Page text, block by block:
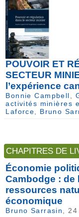
POUVOIR ET
SECTEUR
l’expérience
Bonnie Campbell
activités minières
Laforce
Bruno
CHAPITRES DE
Économie
Cambodge :
ressources
économique
Bruno Sarrasin, 24